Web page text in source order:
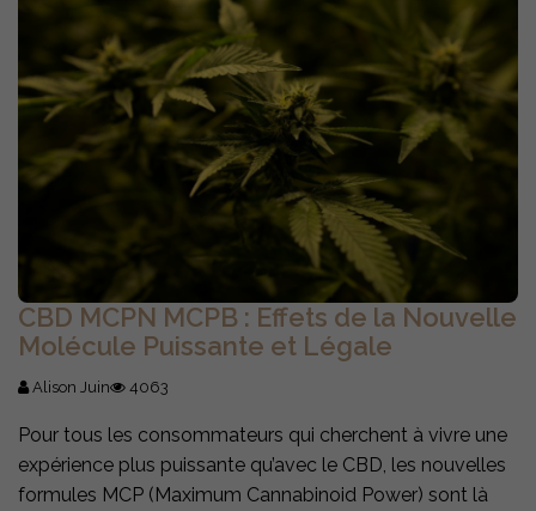
CBD MCPN MCPB : Effets de la Nouvelle
Molécule Puissante et Légale
Alison Juin 4063
Pour tous les consommateurs qui cherchent à vivre une
expérience plus puissante qu’avec le CBD, les nouvelles
formules MCP (Maximum Cannabinoid Power) sont là